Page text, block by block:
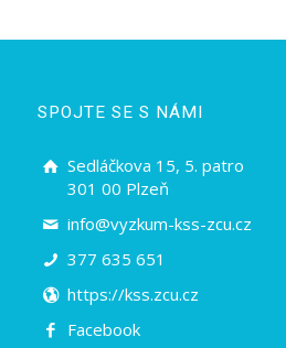
SPOJTE SE S NÁMI
Sedláčkova 15, 5. patro
301 00 Plzeň
info@vyzkum-kss-zcu.cz
377 635 651
https://kss.zcu.cz
Facebook